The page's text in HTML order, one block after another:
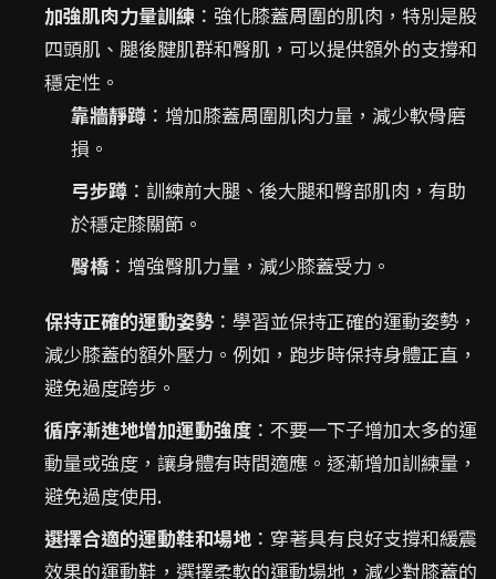
加強肌肉力量訓練 ：強化膝蓋周圍的肌肉，特別是股
四頭肌、腿後腱肌群和臀肌，可以提供額外的支撐和
穩定性。
靠牆靜蹲 ：增加膝蓋周圍肌肉力量，減少軟骨磨
損。
弓步蹲 ：訓練前大腿、後大腿和臀部肌肉，有助
於穩定膝關節。
臀橋 ：增強臀肌力量，減少膝蓋受力。
保持正確的運動姿勢 ：學習並保持正確的運動姿勢，
減少膝蓋的額外壓力。例如，跑步時保持身體正直，
避免過度跨步。
循序漸進地增加運動強度 ：不要一下子增加太多的運
動量或強度，讓身體有時間適應。逐漸增加訓練量，
避免過度使用.
選擇合適的運動鞋和場地 ：穿著具有良好支撐和緩震
效果的運動鞋，選擇柔軟的運動場地，減少對膝蓋的